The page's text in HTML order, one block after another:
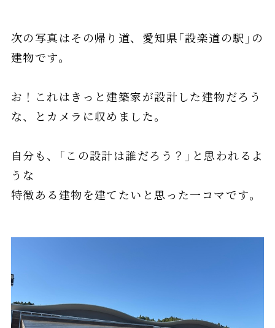
次の写真はその帰り道、愛知県「設楽道の駅」の
建物です。
お！これはきっと建築家が設計した建物だろう
な、とカメラに収めました。
自分も、「この設計は誰だろう？」と思われるよ
うな
特徴ある建物を建てたいと思った一コマです。